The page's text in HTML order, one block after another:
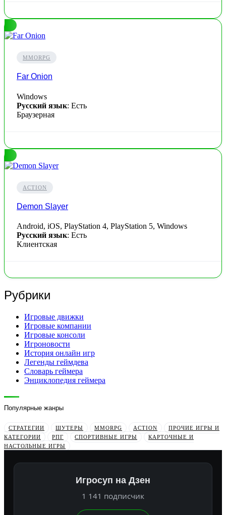
MMORPG
Far Onion
Windows
Русский язык: Есть
Браузерная
ACTION
Demon Slayer
Android, iOS, PlayStation 4, PlayStation 5, Windows
Русский язык: Есть
Клиентская
Рубрики
Игровые движки
Игровые компании
Игровые консоли
Игроновости
История онлайн игр
Легенды геймдева
Словарь геймера
Энциклопедия геймера
Популярные жанры
СТРАТЕГИИ ШУТЕРЫ MMORPG ACTION
ПРОЧИЕ ИГРЫ И
КАТЕГОРИИ
РПГ СПОРТИВНЫЕ ИГРЫ
КАРТОЧНЫЕ И
НАСТОЛЬНЫЕ ИГРЫ
Игросуп на Дзен
1 141 подписчик